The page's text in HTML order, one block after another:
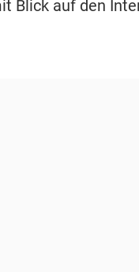
Blick auf den